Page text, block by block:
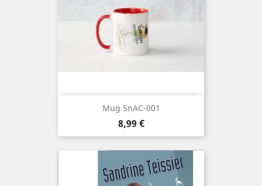
Mug SnAC-001
Prix
8,99 €